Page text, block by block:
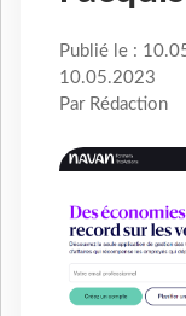
Publié le :
10.05.2023
Par Rédaction